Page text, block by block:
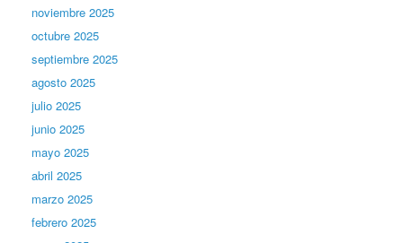
noviembre 2025
octubre 2025
septiembre 2025
agosto 2025
julio 2025
junio 2025
mayo 2025
abril 2025
marzo 2025
febrero 2025